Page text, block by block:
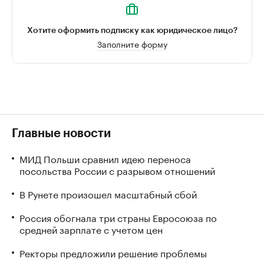
Хотите оформить подписку как юридическое лицо?
Заполните форму
Главные новости
МИД Польши сравнил идею переноса
посольства России с разрывом отношений
В Рунете произошел масштабный сбой
Россия обогнала три страны Евросоюза по
средней зарплате с учетом цен
Ректоры предложили решение проблемы